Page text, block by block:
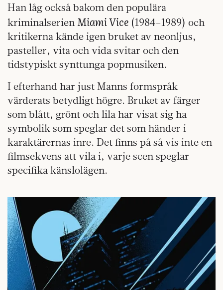
Han låg också bakom den populära
kriminalserien Miami Vice (1984–1989) och
kritikerna kände igen bruket av neonljus,
pasteller, vita och vida svitar och den
tidstypiskt synttunga popmusiken.
I efterhand har just Manns formspråk
värderats betydligt högre. Bruket av färger
som blått, grönt och lila har visat sig ha
symbolik som speglar det som händer i
karaktärernas inre. Det finns på så vis inte en
filmsekvens att vila i, varje scen speglar
specifika känslolägen.